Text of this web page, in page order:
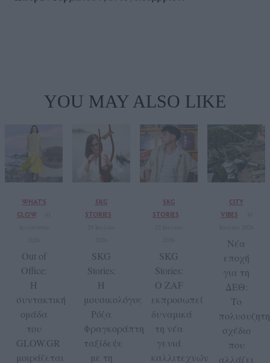
YOU MAY ALSO LIKE
WHAT'S
GLOW
Out of
Office:
Η
συντακτική
ομάδα
του
GLOW.GR
μοιράζεται
SKG
STORIES
SKG
Stories:
Η
μουσικολόγος
Ρόζα
Φραγκοράπτη
ταξίδεψε
με τη
SKG
STORIES
SKG
Stories:
Ο ZAF
εκπροσωπεί
δυναμικά
τη νέα
γενιά
καλλιτεχνών
CITY
VIBES
Νέα
εποχή
για τη
ΔΕΘ:
Το
σχέδιο
που
αλλάζει